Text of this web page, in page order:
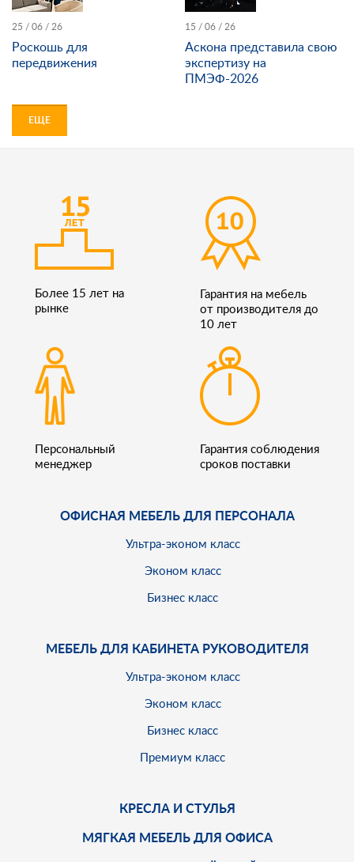
25 / 06 / 26
Роскошь для
передвижения
15 / 06 / 26
Аскона представила свою
экспертизу на
ПМЭФ-2026
ЕЩЕ
Более 15 лет на
рынке
Гарантия на мебель
от производителя до
10 лет
Персональный
менеджер
Гарантия соблюдения
сроков поставки
ОФИСНАЯ МЕБЕЛЬ ДЛЯ ПЕРСОНАЛА
Ультра-эконом класс
Эконом класс
Бизнес класс
МЕБЕЛЬ ДЛЯ КАБИНЕТА РУКОВОДИТЕЛЯ
Ультра-эконом класс
Эконом класс
Бизнес класс
Премиум класс
КРЕСЛА И СТУЛЬЯ
МЯГКАЯ МЕБЕЛЬ ДЛЯ ОФИСА